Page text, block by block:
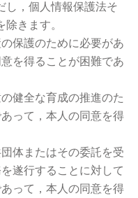
し，個人情報保護法そ
きます。
保護のために必要があ
を得ることが困難であ
健全な育成の推進のた
って，本人の同意を得
体またはその委託を受
遂行することに対して
って，本人の同意を得